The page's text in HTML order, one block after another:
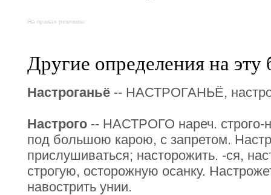
На правах рекламы:
Другие определения на эту
Настроганьё -- НАСТРОГАНЬЁ,
Настрого -- НАСТРОГО нареч. строго-
под большою карою, с запретом.
прислушиваться; насторожить. -ся,
строгую, осторожную осанку.
навострить унии.